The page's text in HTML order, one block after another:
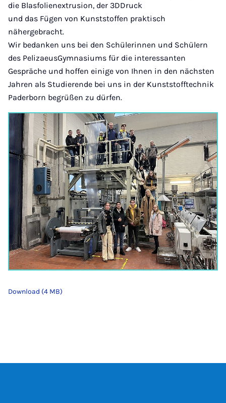
die Blasfolienextrusion, der 3DDruck
und das Fügen von Kunststoffen praktisch
nähergebracht.
Wir bedanken uns bei den Schülerinnen und Schülern
des PelizaeusGymnasiums für die interessanten
Gespräche und hoffen einige von Ihnen in den nächsten
Jahren als Studierende bei uns in der Kunststofftechnik
Paderborn begrüßen zu dürfen.
Download (4 MB)